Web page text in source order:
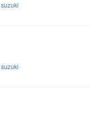
suzuki
suzuki